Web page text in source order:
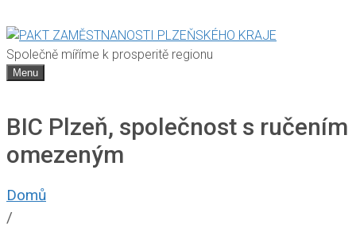
Společně míříme k prosperitě regionu
Menu
BIC Plzeň, společnost s ručením
omezeným
Domů
/